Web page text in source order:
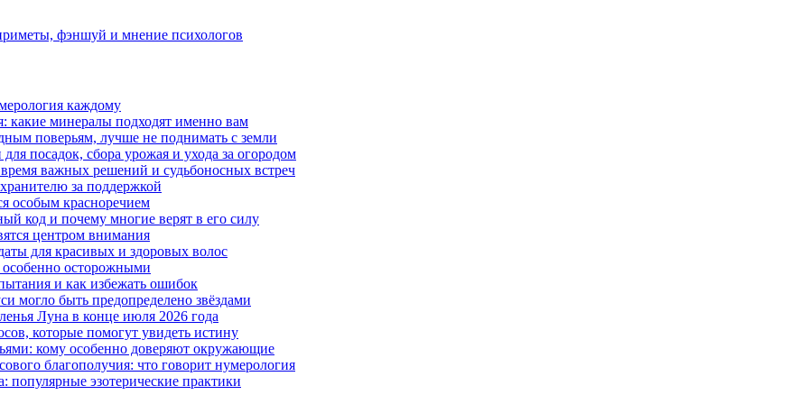
фэншуй и мнение психологов
каждому
какие минералы подходят именно вам
поверьям, лучше не поднимать с земли
посадок, сбора урожая и ухода за огородом
важных решений и судьбоносных встреч
за поддержкой
особым красноречием
код и почему многие верят в его силу
центром внимания
для красивых и здоровых волос
особенно осторожными
и как избежать ошибок
могло быть предопределено звёздами
Луна в конце июля 2026 года
которые помогут увидеть истину
кому особенно доверяют окружающие
благополучия: что говорит нумерология
эзотерические практики